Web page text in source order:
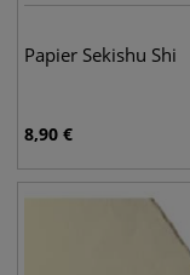
Papier Sekishu Shi
8,90 €